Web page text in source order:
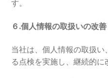
す。
６.個人情報の取扱いの改
当社は、個人情報の取扱
る点検を実施し、継続的に